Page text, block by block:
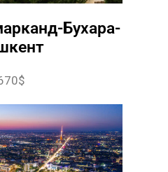
Бухара-